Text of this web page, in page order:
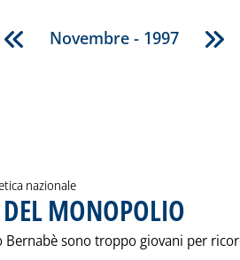
Novembre - 1997
nazionale
MONOPOLIO
Bernabè sono troppo giovani per